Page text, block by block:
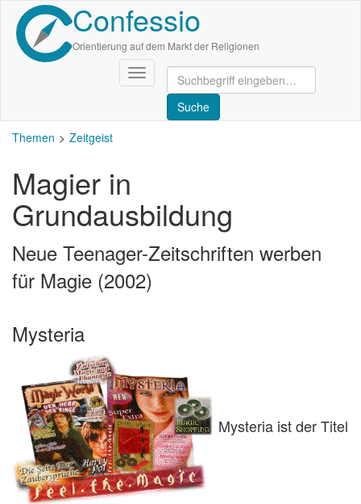
Direkt
zum
Inhalt
Confessio
Orientierung auf dem Markt der Religionen
Navigation
aktivieren/deaktivieren
Themen Zeitgeist
Magier in
Grundausbildung
Neue Teenager-Zeitschriften werben
für Magie (2002)
Mysteria
Mysteria ist der Titel